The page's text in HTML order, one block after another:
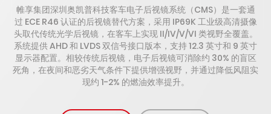
帷享集团深圳奥凯普科技客车电子后视镜系统（CMS）是一套通
过 ECE R46 认证的后视镜替代方案，采用 IP69K 工业级高清摄像
头取代传统光学后视镜，在客车上实现 II/IV/V/VI 类视野全覆盖。
系统提供 AHD 和 LVDS 双信号接口版本，支持 12.3 英寸和 9 英寸
显示器配置。相较传统后视镜，电子后视镜可消除约 30% 的盲区
死角，在夜间和恶劣天气条件下提供增强视野，并通过降低风阻实
现约 1-2% 的燃油效率提升。